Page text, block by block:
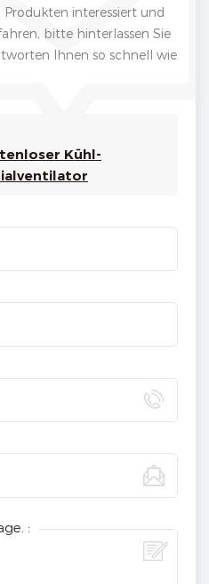
Produkten interessiert und
bitte hinterlassen Sie
Ihnen so schnell wie
Kühl-
: